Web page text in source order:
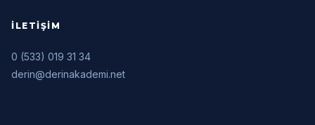
İLETIŞIM
0 (533) 019 31 34
derin@derinakademi.net